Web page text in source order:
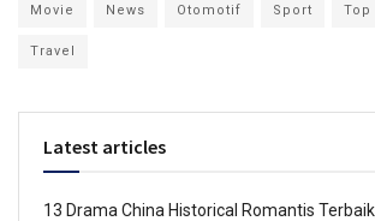
Movie News Otomotif Sport Top
Travel
Latest articles
13 Drama China Historical Romantis